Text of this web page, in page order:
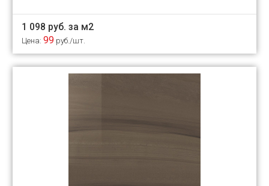
1 098 руб. за м2
Цена: 99 руб./шт.